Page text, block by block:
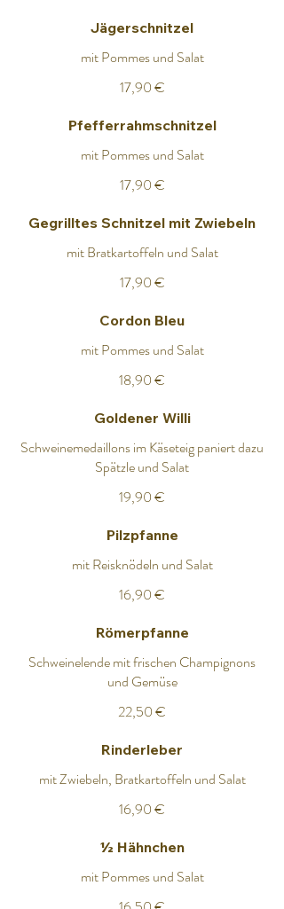
Jägerschnitzel
mit Pommes und Salat
17,90 €
Pfefferrahmschnitzel
mit Pommes und Salat
17,90 €
Gegrilltes Schnitzel mit Zwiebeln
mit Bratkartoffeln und Salat
17,90 €
Cordon Bleu
mit Pommes und Salat
18,90 €
Goldener Willi
Schweinemedaillons im Käseteig paniert dazu
Spätzle und Salat
19,90 €
Pilzpfanne
mit Reisknödeln und Salat
16,90 €
Römerpfanne
Schweinelende mit frischen Champignons
und Gemüse
22,50 €
Rinderleber
mit Zwiebeln, Bratkartoffeln und Salat
16,90 €
½ Hähnchen
mit Pommes und Salat